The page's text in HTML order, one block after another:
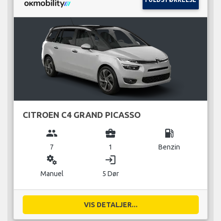
CITROEN C4 GRAND PICASSO
group
7
business_center
1
local_gas_station
Benzin
miscellaneous_services
Manuel
login
5 Dør
VIS DETALJER...